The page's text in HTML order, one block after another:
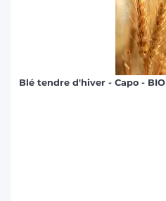
Blé tendre d'hiver - Capo - BIO